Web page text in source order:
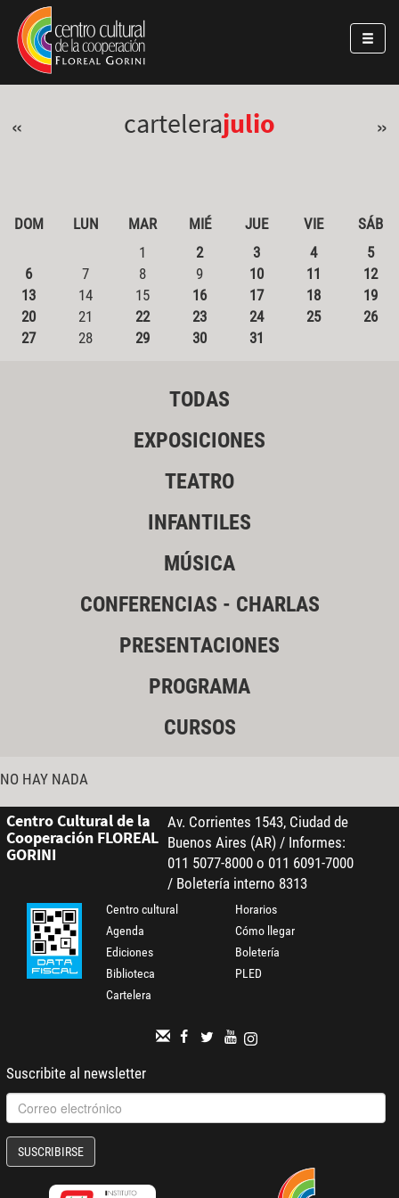
Pasar al contenido principal
Jump to main content
« cartelerajulio »
DOM LUN MAR MIÉ JUE VIE
SÁB
1
2 3 4
5
6
7 8 9 10 11
12
13
14 15 16 17 18
19
20
21 22 23 24 25
26
27
28 29 30 31
TODAS
EXPOSICIONES
TEATRO
INFANTILES
MÚSICA
CONFERENCIAS - CHARLAS
PRESENTACIONES
PROGRAMA
CURSOS
NO HAY NADA
Centro Cultural de la
Cooperación FLOREAL
GORINI
Av. Corrientes 1543, Ciudad de
Buenos Aires (AR) / Informes:
011 5077-8000 o 011 6091-7000
/ Boletería interno 8313
Centro cultural
Agenda
Ediciones
Biblioteca
Cartelera
Horarios
Cómo llegar
Boletería
PLED
Suscribite al newsletter
SUSCRIBIRSE